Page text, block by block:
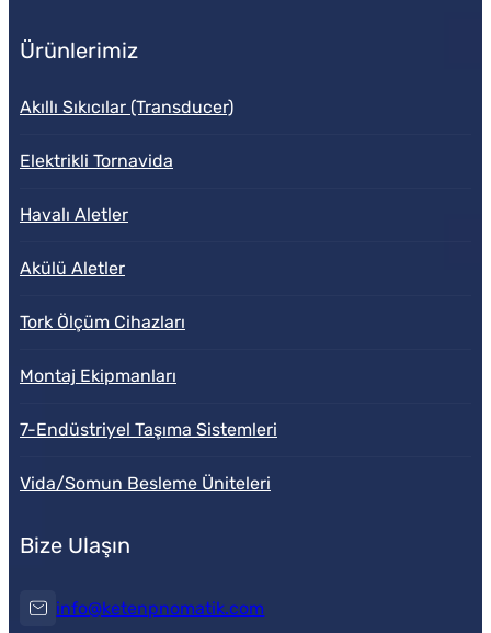
Ürünlerimiz
Akıllı Sıkıcılar (Transducer)
Elektrikli Tornavida
Havalı Aletler
Akülü Aletler
Tork Ölçüm Cihazları
Montaj Ekipmanları
7-Endüstriyel Taşıma Sistemleri
Vida/Somun Besleme Üniteleri
Bize Ulaşın
info@ketenpnomatik.com